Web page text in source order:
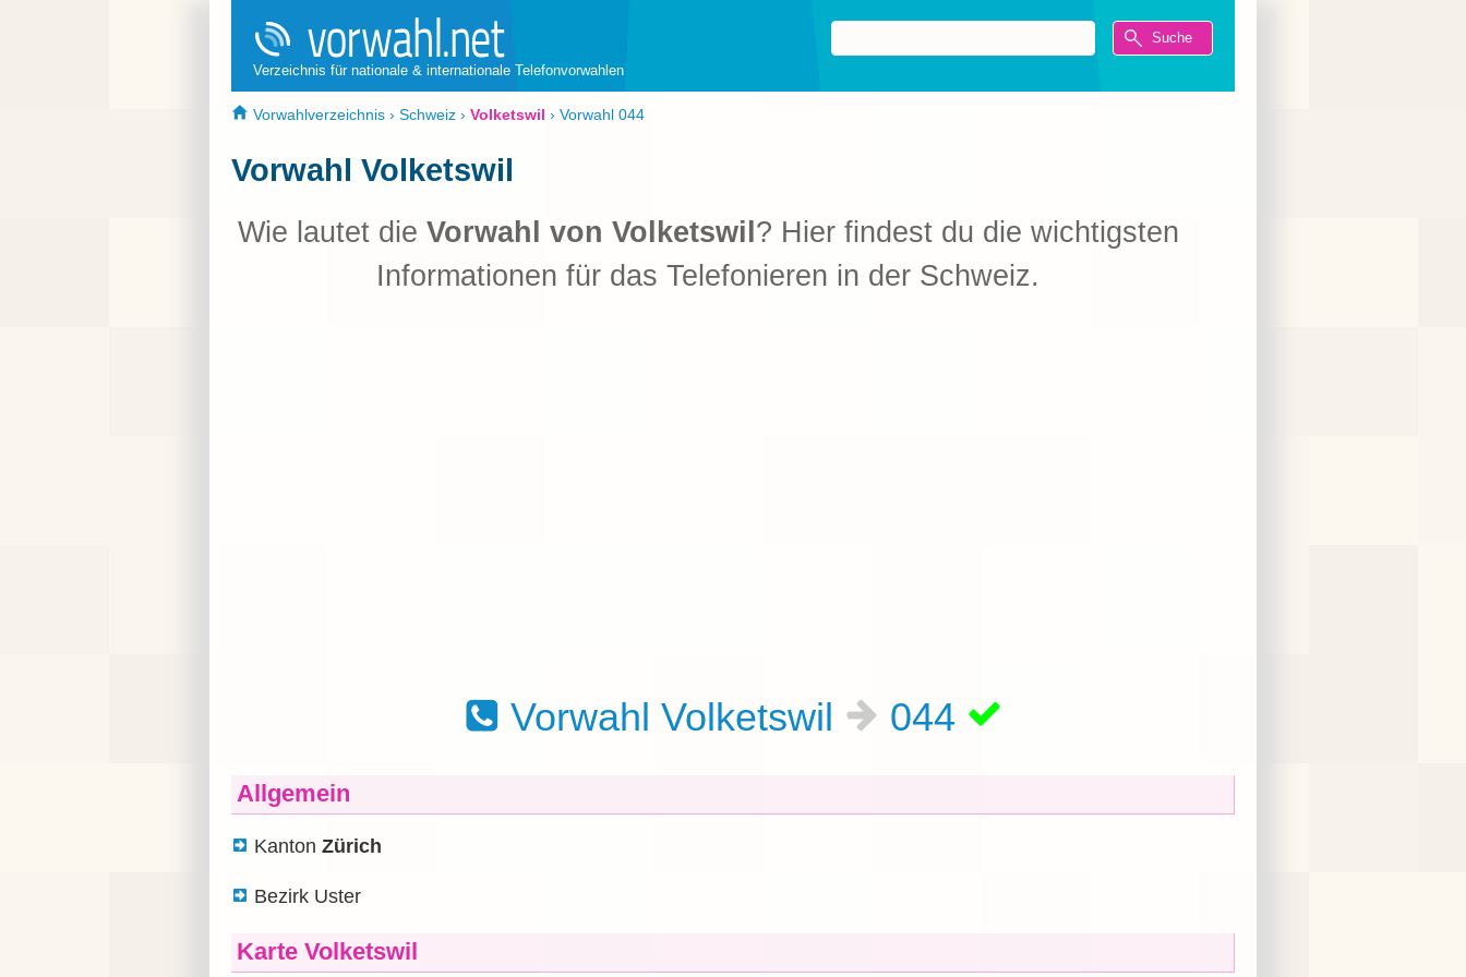
Verzeichnis für nationale & internationale Telefonvorwahlen
Vorwahlverzeichnis › Schweiz › Volketswil › Vorwahl 044
Vorwahl Volketswil
Wie lautet die Vorwahl von Volketswil ? Hier findest du die wichtigsten
Informationen für das Telefonieren in der Schweiz.
Vorwahl Volketswil 044
Allgemein
Kanton Zürich
Bezirk Uster
Karte Volketswil